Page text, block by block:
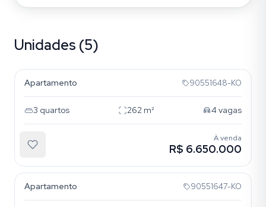
Unidades (5)
Bela Vista
Apartamento 90551648-KO
3 quartos 262 m² 4 vagas
À venda
R$ 6.650.000
Apartamento 90551647-KO